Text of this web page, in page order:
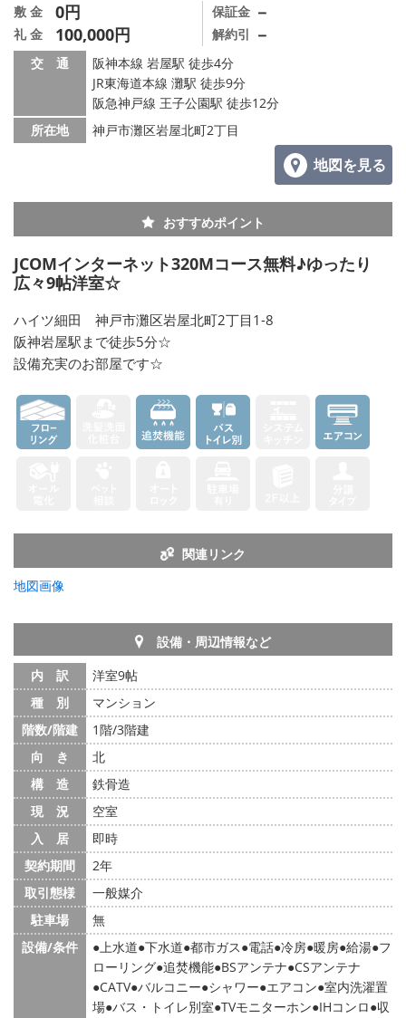
敷 金 0円
礼 金 100,000円
保証金 －
解約引 －
交 通
阪神本線 岩屋駅 徒歩4分
JR東海道本線 灘駅 徒歩9分
阪急神戸線 王子公園駅 徒歩12分
所在地
神戸市灘区岩屋北町2丁目
地図を見る
おすすめポイント
JCOMインターネット320Mコース無料♪ゆったり
広々9帖洋室☆
ハイツ細田 神戸市灘区岩屋北町2丁目1-8
阪神岩屋駅まで徒歩5分☆
設備充実のお部屋です☆
関連リンク
地図画像
設備・周辺情報など
内 訳
洋室9帖
種 別
マンション
階数/階建
1階/3階建
向 き
北
構 造
鉄骨造
現 況
空室
入 居
即時
契約期間
2年
取引態様
一般媒介
駐車場
無
設備/条件
上水道 下水道 都市ガス 電話 冷房 暖房 給湯 フ
ローリング 追焚機能 BSアンテナ CSアンテナ
CATV バルコニー シャワー エアコン 室内洗濯置
場 バス・トイレ別室 TVモニターホン IHコンロ 収